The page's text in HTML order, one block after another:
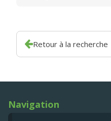
Retour à la recherche
Navigation